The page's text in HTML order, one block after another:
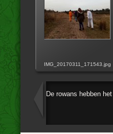
IMG_20170311_171543.jpg
De rowans hebben